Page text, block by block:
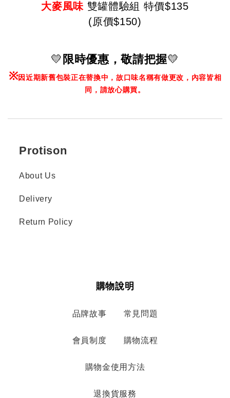
大麥風味 雙罐體驗組 特價$135
(原價$150)
💛 限時優惠，敬請把握💛
※因近期新舊包裝正在替換中，故口味名稱有做更改，內容皆相
同，請放心購買。
Protison
About Us
Delivery
Return Policy
購物說明
品牌故事 常見問題
會員制度 購物流程
購物金使用方法
退換貨服務